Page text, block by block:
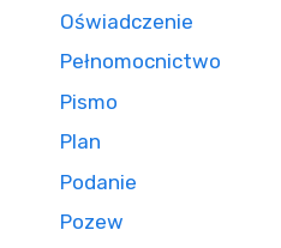
Oświadczenie
Pełnomocnictwo
Pismo
Plan
Podanie
Pozew